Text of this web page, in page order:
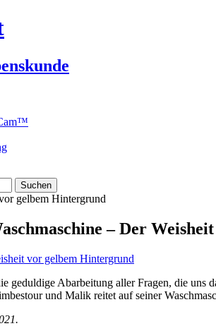
– Der Weisheit
geduldige Abarbeitung aller Fragen, die uns
und Malik reitet auf seiner